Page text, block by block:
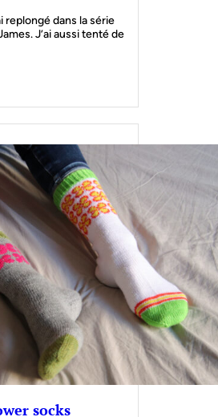
replongé dans la série
J’ai aussi tenté de
socks